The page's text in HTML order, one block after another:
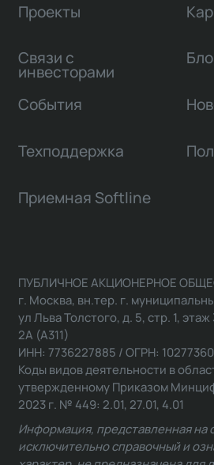
Проекты
Связи с
инвесторами
События
Техподдержка
Приемная Softline
ПУБЛИЧНОЕ АКЦИОНЕРНОЕ
г. Москва, вн.тер. г.
ул Льва Толстого, д. 5, стр. 1,
2А (А311)
ИНН: 7736227885 / ОГРН:
Коды видов деятельности в
утвержденному Приказом
2023 г. № 449: 2.01, 27.01, 4.01
Информация, представленная на
исключительно справочный и